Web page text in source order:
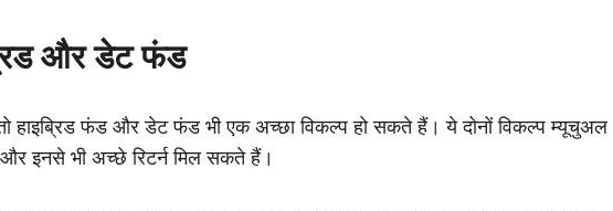
और डेट फंड
हाइब्रिड फंड और डेट फंड भी एक अच्छा विकल्प हो सकते हैं। ये दोनों विकल्प म्यूचुअल
इनसे भी अच्छे रिटर्न मिल सकते हैं।